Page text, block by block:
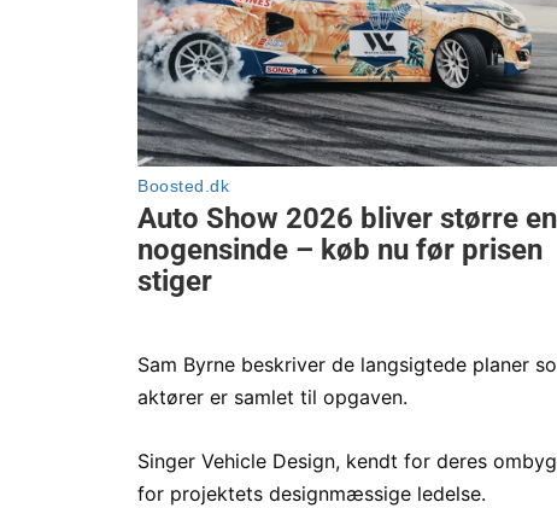
Sam Byrne beskriver de langsigtede planer
aktører er samlet til opgaven.
Singer Vehicle Design, kendt for deres
for projektets designmæssige ledelse.